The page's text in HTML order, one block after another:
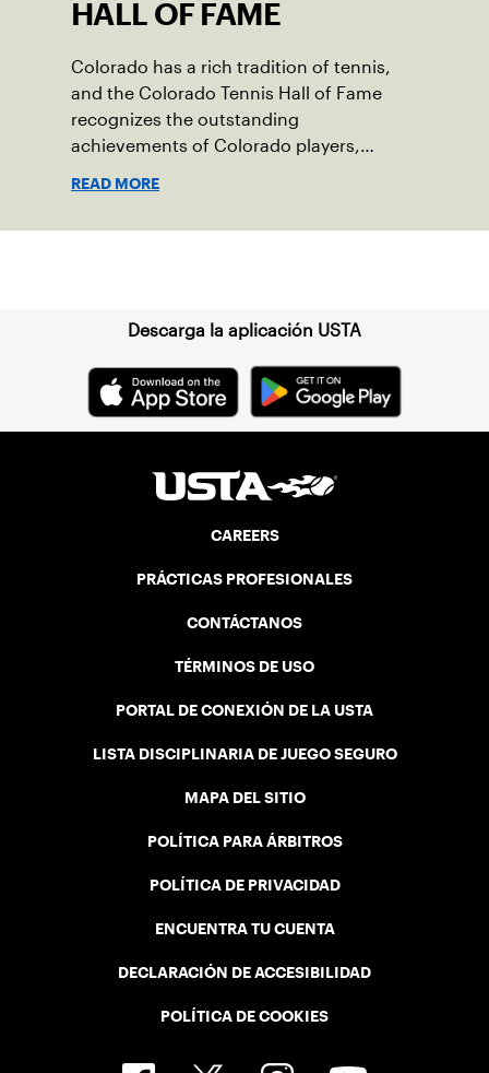
HALL OF FAME
Colorado has a rich tradition of tennis,
and the Colorado Tennis Hall of Fame
recognizes the outstanding
achievements of Colorado players,
READ MORE
Descarga la aplicación USTA
CAREERS
PRÁCTICAS PROFESIONALES
CONTÁCTANOS
TÉRMINOS DE USO
PORTAL DE CONEXIÓN DE LA USTA
LISTA DISCIPLINARIA DE JUEGO SEGURO
MAPA DEL SITIO
POLÍTICA PARA ÁRBITROS
POLÍTICA DE PRIVACIDAD
ENCUENTRA TU CUENTA
DECLARACIÓN DE ACCESIBILIDAD
POLÍTICA DE COOKIES